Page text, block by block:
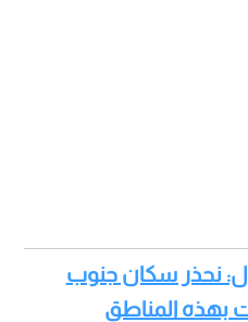
نحذر سكان جنوب
بهذه المناطق